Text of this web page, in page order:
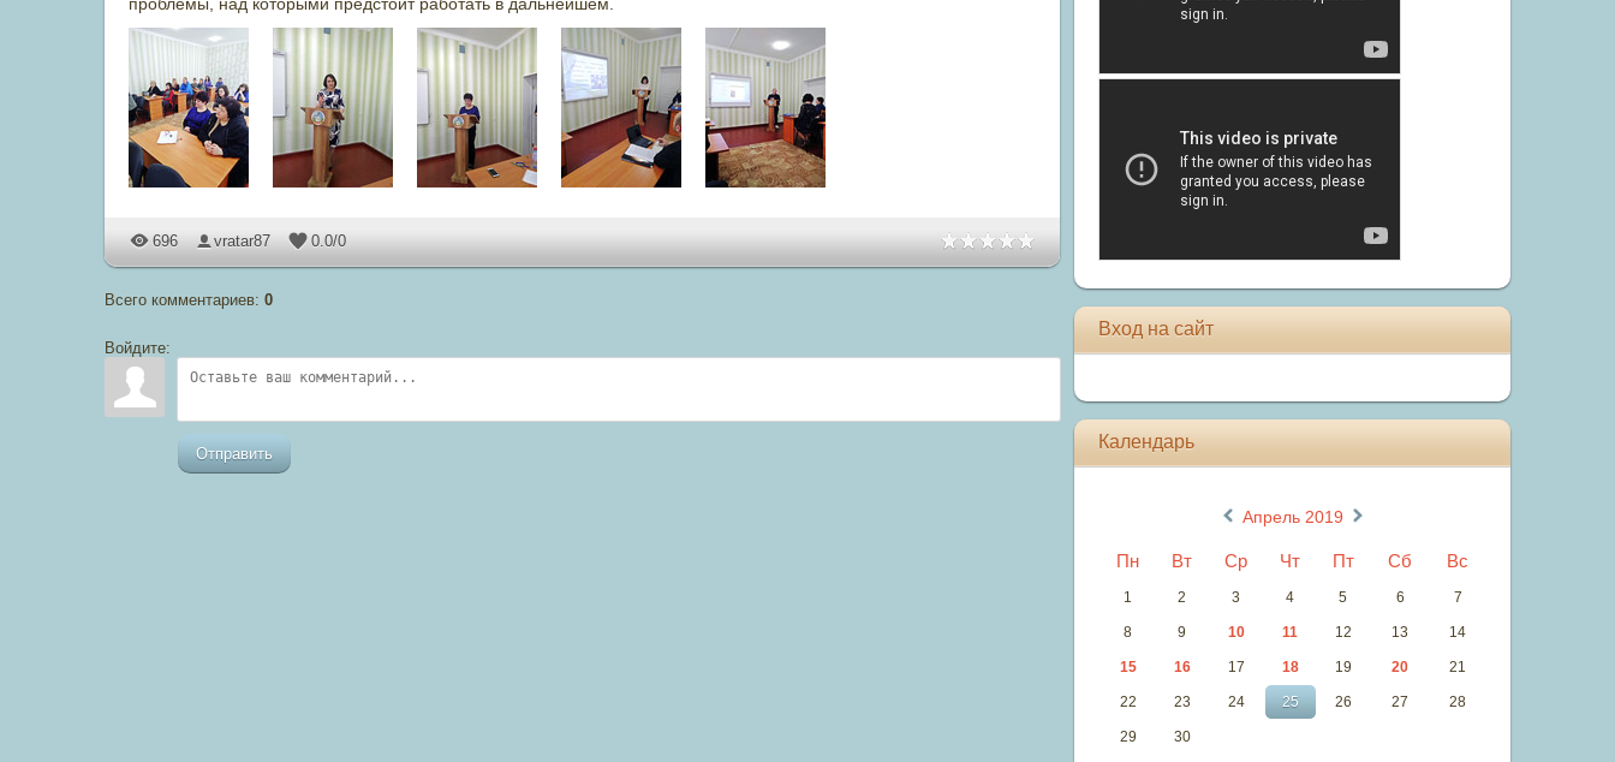
696 vratar87 0.0/0
Всего комментариев: 0
Войдите:
Отправить
Вход на сайт
Календарь
« Апрель 2019 »
Пн Вт Ср Чт Пт Сб Вс
1 2 3 4 5 6 7
8 9 10 11 12 13 14
15 16 17 18 19 20 21
22 23 24 25 26 27 28
29 30